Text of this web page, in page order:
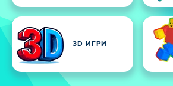
3D ИГРИ